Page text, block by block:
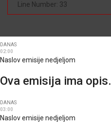
Line Number: 33
DANAS
02:00
Naslov emisije nedjeljom
Ova emisija ima opis.
DANAS
03:00
Naslov emisije nedjeljom